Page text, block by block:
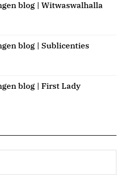
blog | Witwaswalhalla
blog | Sublicenties
blog | First Lady